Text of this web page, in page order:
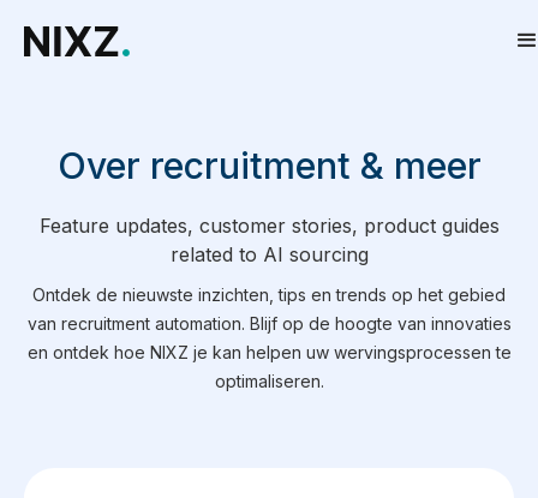
Over recruitment & meer
Feature updates, customer stories, product guides
related to AI sourcing
Ontdek de nieuwste inzichten, tips en trends op het gebied
van recruitment automation. Blijf op de hoogte van innovaties
en ontdek hoe NIXZ je kan helpen uw wervingsprocessen te
optimaliseren.